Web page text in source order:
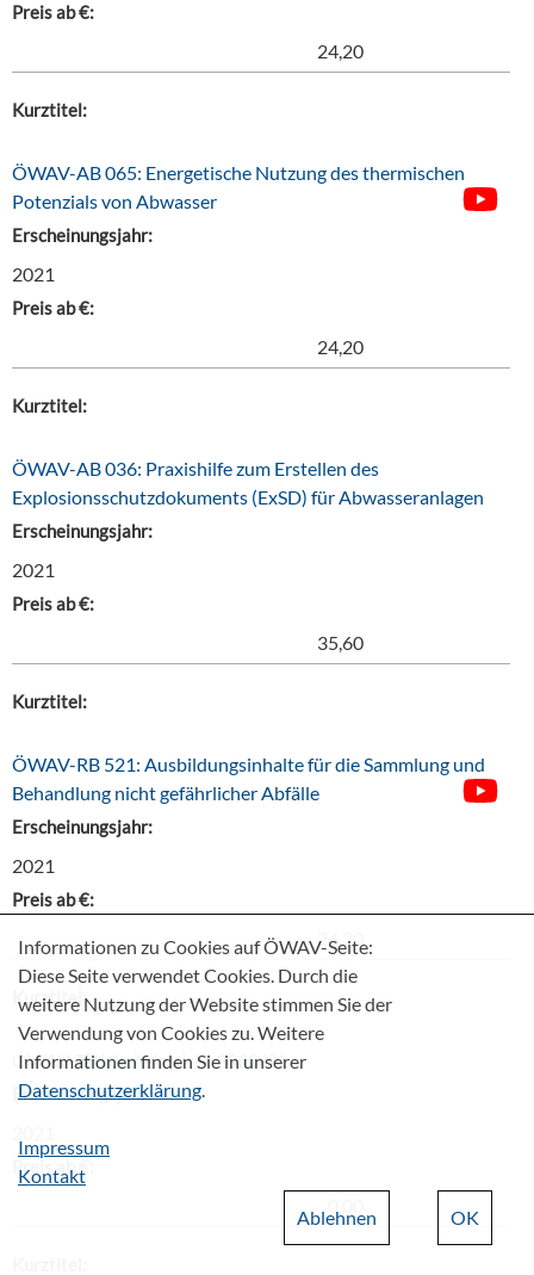
Preis ab €:
24,20
Kurztitel:
ÖWAV-AB 065: Energetische Nutzung des thermischen
Potenzials von Abwasser
Erscheinungsjahr:
2021
Preis ab €:
24,20
Kurztitel:
ÖWAV-AB 036: Praxishilfe zum Erstellen des
Explosionsschutzdokuments (ExSD) für Abwasseranlagen
Erscheinungsjahr:
2021
Preis ab €:
35,60
Kurztitel:
ÖWAV-RB 521: Ausbildungsinhalte für die Sammlung und
Behandlung nicht gefährlicher Abfälle
Erscheinungsjahr:
2021
Preis ab €:
24,20
Kurztitel:
ÖWAV-Tätigkeitsbericht 2020/21
Erscheinungsjahr:
Preis ab €:
Informationen zu Cookies auf ÖWAV-Seite:
Diese Seite verwendet Cookies. Durch die
weitere Nutzung der Website stimmen Sie der
Verwendung von Cookies zu. Weitere
Informationen finden Sie in unserer
Datenschutzerklärung.
Impressum
Kontakt
OK
Ablehnen